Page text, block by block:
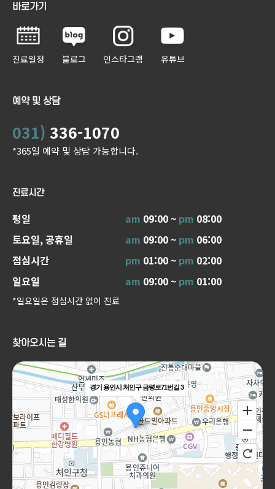
바로가기
진료일정 블로그 인스타그램 유튜브
예약 및 상담
031) 336-1070
*365일 예약 및 상담 가능합니다.
진료시간
평일 am 09:00 ~ pm 08:00
토요일, 공휴일
am 09:00 ~ pm 06:00
점심시간
pm 01:00 ~ pm 02:00
일요일
am 09:00 ~ pm 01:00
*일요일은 점심시간 없이 진료
찾아오시는 길
경기 용인시 처인구 금령로71번길 3